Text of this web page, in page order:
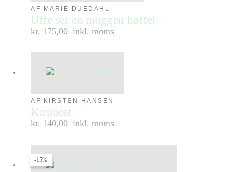
AF MARIE DUEDAHL
Uffe ser en muggen bøffel
kr. 175,00 inkl. moms
AF KIRSTEN HANSEN
Kæphest
kr. 140,00 inkl. moms
-15%